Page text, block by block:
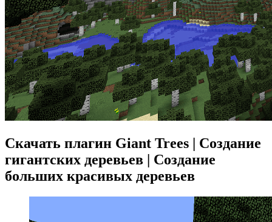
Скачать плагин Giant Trees | Создание
гигантских деревьев | Создание
больших красивых деревьев